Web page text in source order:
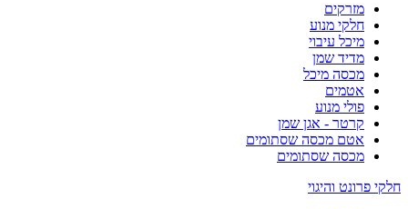
מזרקים
חלקי מנוע
מיכל עיבוי
מדיד שמן
מכסה מיכל
אטמים
פולי מנוע
קרטר - אגן שמן
אטם מכסה שסתומים
מכסה שסתומים
חלקי פרונט והיגוי